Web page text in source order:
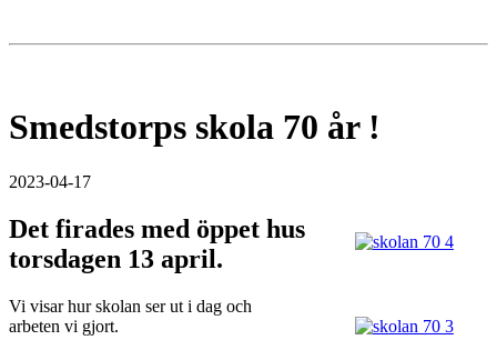
Smedstorps skola 70 år !
2023-04-17
Det firades med öppet hus
torsdagen 13 april.
Vi visar hur skolan ser ut i dag och
arbeten vi gjort.